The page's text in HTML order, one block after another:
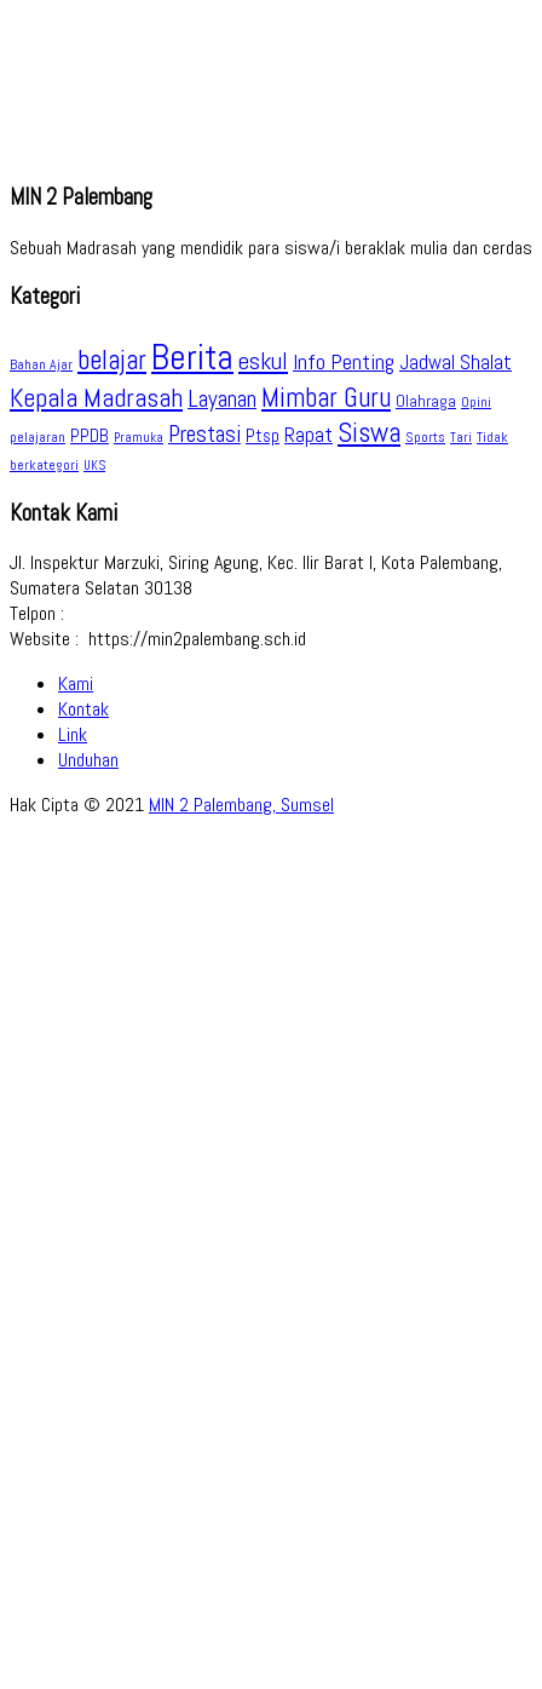
MIN 2 Palembang
Sebuah Madrasah yang mendidik para siswa/i beraklak mulia dan cerdas
Kategori
Bahan Ajar belajar Berita eskul Info Penting Jadwal Shalat
Kepala Madrasah Layanan Mimbar Guru Olahraga Opini
pelajaran PPDB Pramuka Prestasi Ptsp Rapat Siswa Sports Tari Tidak
berkategori UKS
Kontak Kami
Jl. Inspektur Marzuki, Siring Agung, Kec. Ilir Barat I, Kota Palembang,
Sumatera Selatan 30138
Telpon :
Website : https://min2palembang.sch.id
Kami
Kontak
Link
Unduhan
Hak Cipta © 2021 MIN 2 Palembang, Sumsel